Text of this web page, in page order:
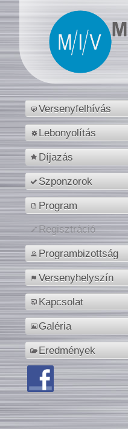
Versenyfelhívás
Lebonyolítás
Díjazás
Szponzorok
Program
Regisztráció
Programbizottság
Versenyhelyszín
Kapcsolat
Galéria
Eredmények